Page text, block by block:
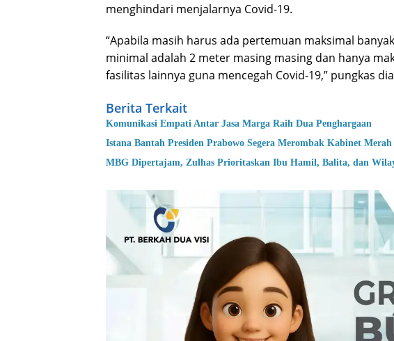
menghindari menjalarnya Covid-19.
“Apabila masih harus ada pertemuan maksimal
minimal adalah 2 meter masing masing dan hanya
fasilitas lainnya guna mencegah Covid-19,” pungkas
Berita Terkait
Komunikasi Empati Antar Jasa Marga Raih Dua Penghargaan
Istana Bantah Presiden Prabowo Segera Merombak Kabinet
MBG Dipertajam, Zulhas Prioritaskan Ibu Hamil, Balita, dan